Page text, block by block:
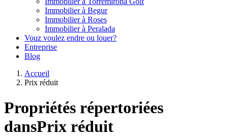
Immobilier à Begur
Immobilier à Roses
Immobilier à Peralada
Vouz voulez endre ou louer?
Entreprise
Blog
Accueil
Prix réduit
Propriétés répertoriées
dansPrix réduit